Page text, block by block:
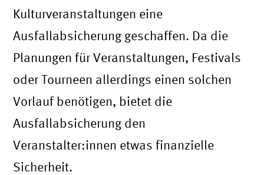
Kulturveranstaltungen eine
Ausfallabsicherung geschaffen. Da die
Planungen für Veranstaltungen, Festivals
oder Tourneen allerdings einen solchen
Vorlauf benötigen, bietet die
Ausfallabsicherung den
Veranstalter:innen etwas finanzielle
Sicherheit.